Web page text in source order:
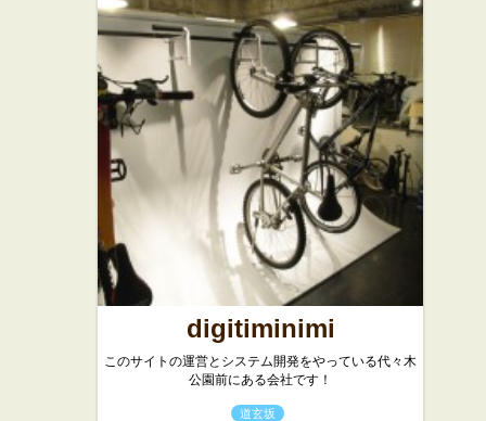
digitiminimi
このサイトの運営とシステム開発をやっている代々木
公園前にある会社です！
道玄坂